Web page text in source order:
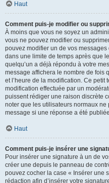
Haut
Comment puis-je modifier ou
À moins que vous ne soyez un
vous ne pouvez modifier ou
pouvez modifier un de vos
dans une limite de temps après que
quelqu’un a déjà répondu à votre
message affichera le nombre de fois
et l’heure de la modification. Ce petit
modification effectuée par un
puissent rédiger une raison discrète
noter que les utilisateurs normaux
message si une réponse a été
Haut
Comment puis-je insérer une
Pour insérer une signature à un de
créer une depuis le panneau de
pouvez cocher la case « Insérer une
rédaction afin d’insérer votre